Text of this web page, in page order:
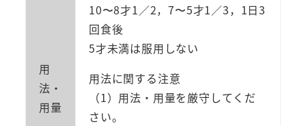
用
法・
用量
10〜8才1／2，7〜5才1／3，1日3
回食後
5才未満は服用しない
用法に関する注意
（1）用法・用量を厳守してくだ
さい。